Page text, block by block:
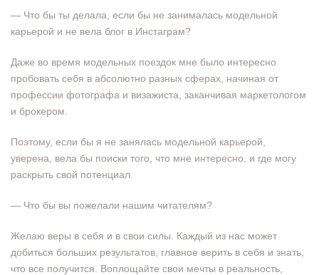
— Что бы ты делала, если бы не занималась модельной
карьерой и не вела блог в Инстаграм?
Даже во время модельных поездок мне было интересно
пробовать себя в абсолютно разных сферах, начиная от
профессии фотографа и визажиста, заканчивая маркетологом
и брокером.
Поэтому, если бы я не занялась модельной карьерой,
уверена, вела бы поиски того, что мне интересно, и где могу
раскрыть свой потенциал.
— Что бы вы пожелали нашим читателям?
Желаю веры в себя и в свои силы. Каждый из нас может
добиться больших результатов, главное верить в себя и знать,
что все получится. Воплощайте свои мечты в реальность,